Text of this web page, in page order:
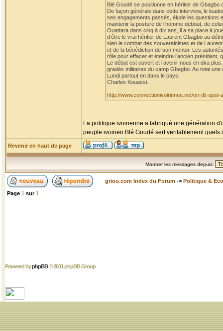
Blé Goudé se positionne en héritier de Gbagbo
De façon générale dans cette interview, le
ses engagements passés, élude les questions
maintenir la posture de l’homme debout, de
Ouattara dans cinq à dix ans, il a sa place à
d’être le vrai héritier de Laurent Gbagbo au
sien le combat des souverainistes et de
et de la bénédiction de son mentor. Les
rôle pour effacer et éteindre l’ancien
Le débat est ouvert et l’avenir nous en dira
gradés militaires du camp Gbagbo. Au total
Lundi partout en dans le pays.
Charles Kouassi.
http://www.connectionivoirienne.net/on-dit-
La politique ivoirienne a fabriqué une génération
peuple ivoirien.Blé Goudé sert veritablement quels
Revenir en haut de page
Montrer les messages depuis:
grioo.com Index du Forum -> Politique &
Page 1 sur1
Powered byphpBB© 2001 phpBB Group